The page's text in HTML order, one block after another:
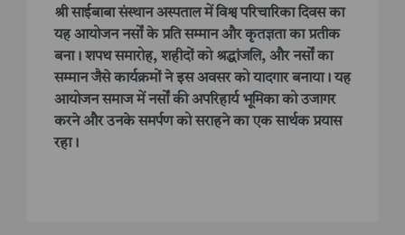
श्री साईबाबा संस्थान अस्पताल में विश्व परिचारिका दिवस का
यह आयोजन नर्सों के प्रति सम्मान और कृतज्ञता का प्रतीक
बना। शपथ समारोह, शहीदों को श्रद्धांजलि, और नर्सों का
सम्मान जैसे कार्यक्रमों ने इस अवसर को यादगार बनाया। यह
आयोजन समाज में नर्सों की अपरिहार्य भूमिका को उजागर
करने और उनके समर्पण को सराहने का एक सार्थक प्रयास
रहा।